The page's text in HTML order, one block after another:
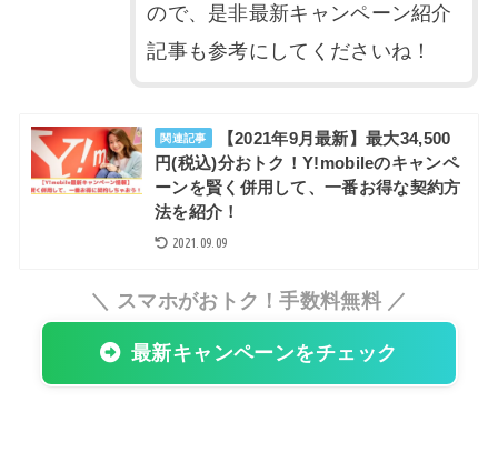
ので、是非最新キャンペーン紹介
記事も参考にしてくださいね！
関連記事
【2021年9月最新】最大34,500
円(税込)分おトク！Y!mobileのキャンペ
ーンを賢く併用して、一番お得な契約方
法を紹介！
2021.09.09
＼ スマホがおトク！手数料無料 ／
最新キャンペーンをチェック